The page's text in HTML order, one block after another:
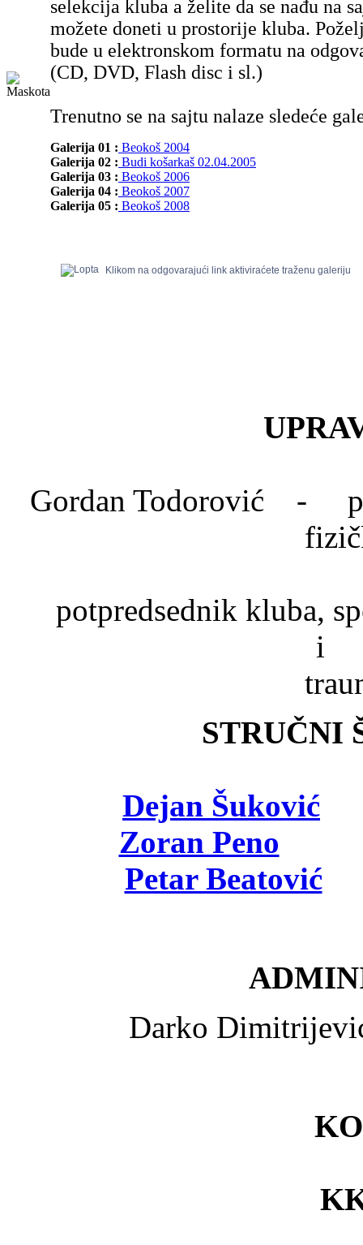
selekcija kluba a želite da se nađu na
možete doneti u prostorije kluba.
bude u elektronskom formatu na
(CD, DVD, Flash disc i sl.)
Trenutno se na sajtu nalaze sledeće
Galerija 01 : Beokoš 2004
Galerija 02 : Budi košarkaš 02.04.2005
Galerija 03 : Beokoš 2006
Galerija 04 : Beokoš 2007
Galerija 05 : Beokoš 2008
Klikom na odgovarajući link aktiviraćete traženu galeriju
Gordan Todorović -
potpredsednik kluba,
STRUČNI
Dejan Šuković
Zoran Peno
Petar Beatović-
Darko